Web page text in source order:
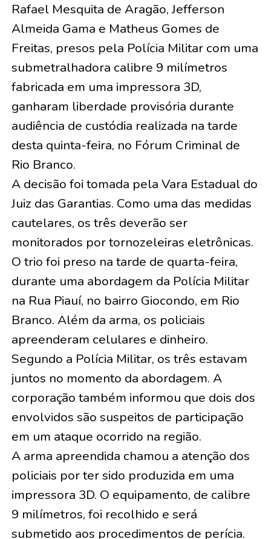
Rafael Mesquita de Aragão, Jefferson
Almeida Gama e Matheus Gomes de
Freitas, presos pela Polícia Militar com uma
submetralhadora calibre 9 milímetros
fabricada em uma impressora 3D,
ganharam liberdade provisória durante
audiência de custódia realizada na tarde
desta quinta-feira, no Fórum Criminal de
Rio Branco.
A decisão foi tomada pela Vara Estadual do
Juiz das Garantias. Como uma das medidas
cautelares, os três deverão ser
monitorados por tornozeleiras eletrônicas.
O trio foi preso na tarde de quarta-feira,
durante uma abordagem da Polícia Militar
na Rua Piauí, no bairro Giocondo, em Rio
Branco. Além da arma, os policiais
apreenderam celulares e dinheiro.
Segundo a Polícia Militar, os três estavam
juntos no momento da abordagem. A
corporação também informou que dois dos
envolvidos são suspeitos de participação
em um ataque ocorrido na região.
A arma apreendida chamou a atenção dos
policiais por ter sido produzida em uma
impressora 3D. O equipamento, de calibre
9 milímetros, foi recolhido e será
submetido aos procedimentos de perícia.